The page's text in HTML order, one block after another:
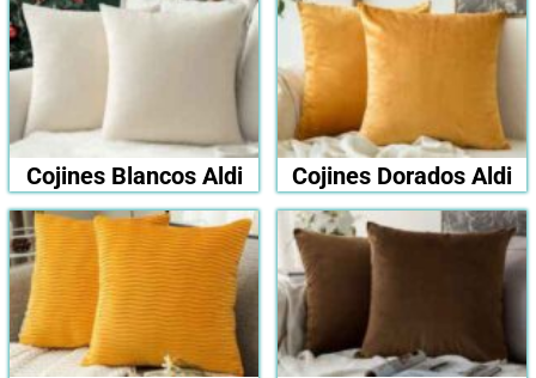
Cojines Blancos Aldi Cojines Dorados Aldi